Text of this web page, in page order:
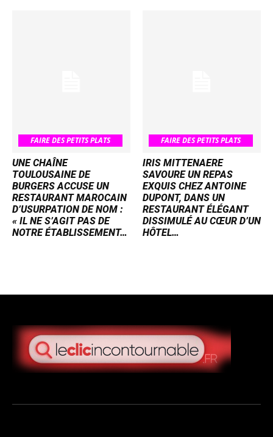
FAIRE DES PETITS PLATS
UNE CHAÎNE
TOULOUSAINE DE
BURGERS ACCUSE UN
RESTAURANT MAROCAIN
D’USURPATION DE NOM :
« IL NE S’AGIT PAS DE
NOTRE ÉTABLISSEMENT…
FAIRE DES PETITS PLATS
IRIS MITTENAERE
SAVOURE UN REPAS
EXQUIS CHEZ ANTOINE
DUPONT, DANS UN
RESTAURANT ÉLÉGANT
DISSIMULÉ AU CŒUR D’UN
HÔTEL…